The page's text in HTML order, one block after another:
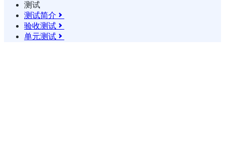
测试
测试简介 
验收测试 
单元测试 